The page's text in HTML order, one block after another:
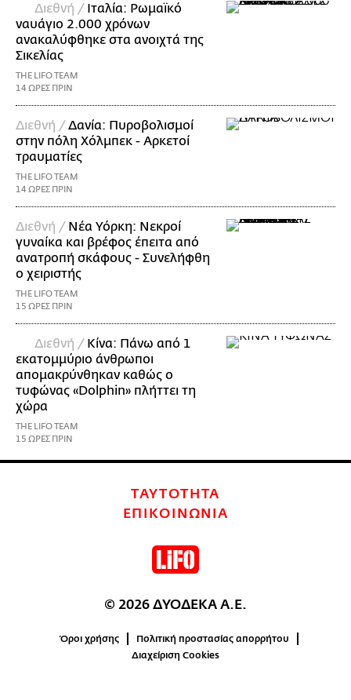
Διεθνή / Ιταλία: Ρωμαϊκό
ναυάγιο 2.000 χρόνων
ανακαλύφθηκε στα ανοιχτά της
Σικελίας
THE LIFO TEAM
14 ΩΡΕΣ ΠΡΙΝ
Διεθνή /Δανία: Πυροβολισμοί
στην πόλη Χόλμπεκ - Αρκετοί
τραυματίες
THE LIFO TEAM
14 ΩΡΕΣ ΠΡΙΝ
Διεθνή / Νέα Υόρκη: Νεκροί
γυναίκα και βρέφος έπειτα από
ανατροπή σκάφους - Συνελήφθη
ο χειριστής
THE LIFO TEAM
15 ΩΡΕΣ ΠΡΙΝ
Διεθνή / Κίνα: Πάνω από 1
εκατομμύριο άνθρωποι
απομακρύνθηκαν καθώς ο
τυφώνας «Dolphin» πλήττει τη
χώρα
THE LIFO TEAM
15 ΩΡΕΣ ΠΡΙΝ
ΤΑΥΤΟΤΗΤΑ
ΕΠΙΚΟΙΝΩΝΙΑ
© 2026 ΔΥΟΔΕΚΑ Α.Ε.
Όροι χρήσης
Πολιτική προστασίας απορρήτου
Διαχείριση Cookies